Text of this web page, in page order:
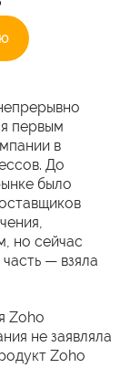
первым
в
До
было
но сейчас
— взяла
Zoho
не заявляла
Zoho